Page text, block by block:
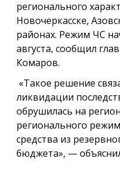
регионального
Новочеркасске,
районах. Режим ЧС
августа, сообщил
Комаров.
«Такое решение
ликвидации
обрушилась на
регионального
средства из
бюджета», —